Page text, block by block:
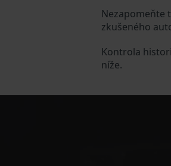
Nezapomeňte
zkušeného
Kontrola
níže.